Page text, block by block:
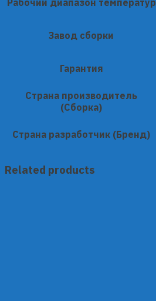
Завод сборки
Гарантия
Страна производитель
(Сборка)
Страна разработчик (Бренд)
Related products